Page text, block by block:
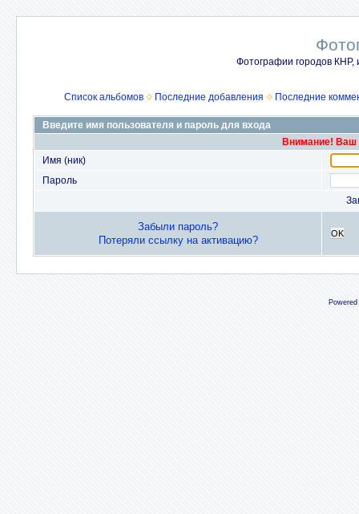
Фотографии городов КНР,
Список альбомов Последние добавления Последние
Введите имя пользователя и пароль для входа
Внимание! Ваш
Имя (ник)
Пароль
Забыли пароль?
Потеряли ссылку на активацию?
OK